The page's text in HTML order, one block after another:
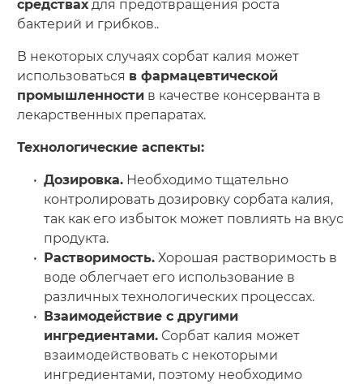
средствахдля предотвращения роста
бактерий и грибков..
В некоторых случаях сорбат калия может
использоваться в фармацевтической
промышленностив качестве консерванта в
лекарственных препаратах.
Технологические аспекты:
Дозировка.Необходимо тщательно
контролировать дозировку сорбата калия,
так как его избыток может повлиять на вкус
продукта.
Растворимость.Хорошая растворимость в
воде облегчает его использование в
различных технологических процессах.
Взаимодействие с другими
ингредиентами.Сорбат калия может
взаимодействовать с некоторыми
ингредиентами, поэтому необходимо